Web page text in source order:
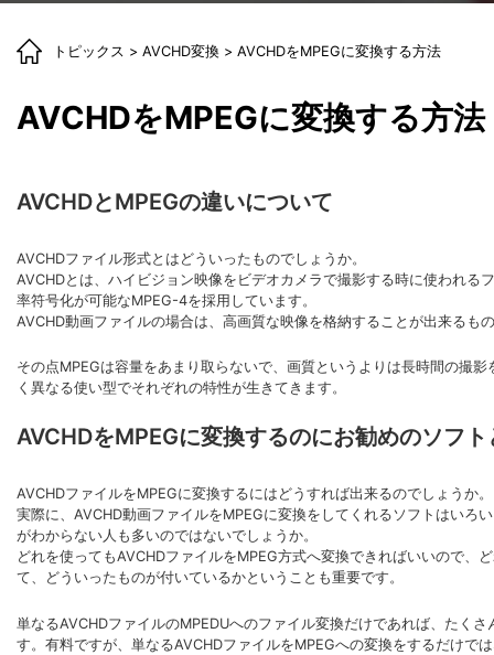
トピックス > AVCHD変換 > AVCHDをMPEGに変換する方法
AVCHDをMPEGに変換する方法
AVCHDとMPEGの違いについて
AVCHDファイル形式とはどういったものでしょうか。
AVCHDとは、ハイビジョン映像をビデオカメラで撮影する時に使われ
率符号化が可能なMPEG-4を採用しています。
AVCHD動画ファイルの場合は、高画質な映像を格納することが出来る
その点MPEGは容量をあまり取らないで、画質というよりは長時間の撮
く異なる使い型でそれぞれの特性が生きてきます。
AVCHDをMPEGに変換するのにお勧めのソフト
AVCHDファイルをMPEGに変換するにはどうすれば出来るのでしょうか。
実際に、AVCHD動画ファイルをMPEGに変換をしてくれるソフトはい
がわからない人も多いのではないでしょうか。
どれを使ってもAVCHDファイルをMPEG方式へ変換できればいいので
て、どういったものが付いているかということも重要です。
単なるAVCHDファイルのMPEDUへのファイル変換だけであれば、たく
す。有料ですが、単なるAVCHDファイルをMPEGへの変換をするだけ